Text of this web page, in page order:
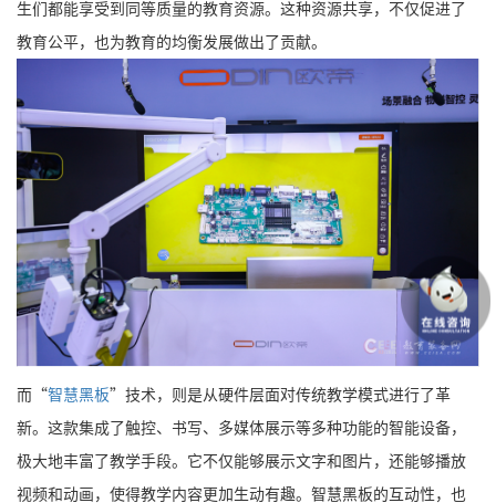
生们都能享受到同等质量的教育资源。这种资源共享，不仅促进了
教育公平，也为教育的均衡发展做出了贡献。
而“智慧黑板”技术，则是从硬件层面对传统教学模式进行了革
新。这款集成了触控、书写、多媒体展示等多种功能的智能设备，
极大地丰富了教学手段。它不仅能够展示文字和图片，还能够播放
视频和动画，使得教学内容更加生动有趣。智慧黑板的互动性，也